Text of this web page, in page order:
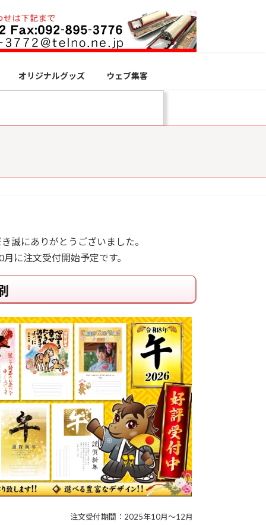
オリジナルグッズ ウェブ集客
誠にありがとうございました。
に注文受付開始予定です。
注文受付期間：2025年10月～12月